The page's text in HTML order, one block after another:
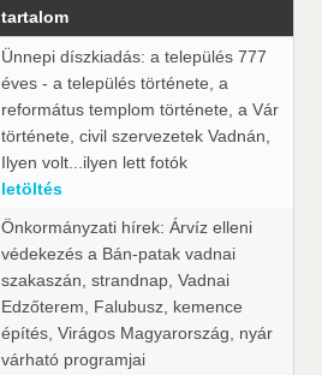
tartalom
Ünnepi díszkiadás: a település 777
éves - a település története, a
református templom története, a Vár
története, civil szervezetek Vadnán,
Ilyen volt...ilyen lett fotók
letöltés
Önkormányzati hírek: Árvíz elleni
védekezés a Bán-patak vadnai
szakaszán, strandnap, Vadnai
Edzőterem, Falubusz, kemence
építés, Virágos Magyarország, nyár
várható programjai